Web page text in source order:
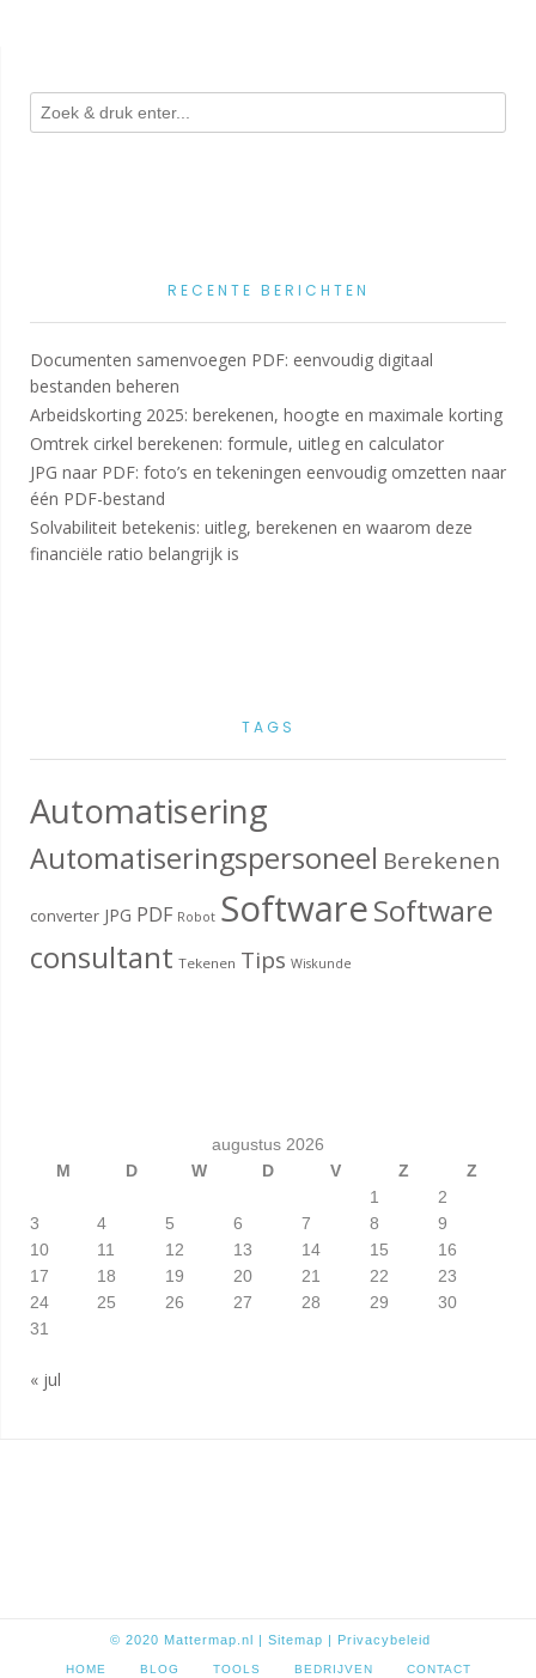
RECENTE BERICHTEN
Documenten samenvoegen PDF: eenvoudig digitaal
bestanden beheren
Arbeidskorting 2025: berekenen, hoogte en maximale korting
Omtrek cirkel berekenen: formule, uitleg en calculator
JPG naar PDF: foto’s en tekeningen eenvoudig omzetten naar
één PDF-bestand
Solvabiliteit betekenis: uitleg, berekenen en waarom deze
financiële ratio belangrijk is
TAGS
Automatisering
Automatiseringspersoneel Berekenen
converter JPG PDF Robot SoftwareSoftware
consultant Tekenen Tips Wiskunde
augustus 2026
M
D W D V Z
Z
1
2
3
4 5 6 7 8
9
10
11 12 13 14 15
16
17
18 19 20 21 22
23
24
25 26 27 28 29
30
31
« jul
© 2020 Mattermap.nl | Sitemap | Privacybeleid
HOME BLOG TOOLS BEDRIJVEN CONTACT